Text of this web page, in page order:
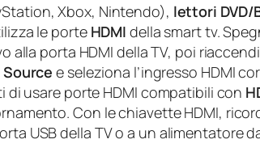
Xbox, Nintendo), lettori DVD/
le porte HDMI della smart tv.
alla porta HDMI della TV, poi
Source e seleziona l’ingresso HDMI
di usare porte HDMI compatibili con
Con le chiavette HDMI,
USB della TV o a un alimentatore